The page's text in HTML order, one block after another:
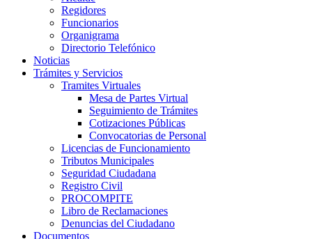
Regidores
Funcionarios
Organigrama
Directorio Telefónico
Noticias
Trámites y Servicios
Tramites Virtuales
Mesa de Partes Virtual
Seguimiento de Trámites
Cotizaciones Públicas
Convocatorias de Personal
Licencias de Funcionamiento
Tributos Municipales
Seguridad Ciudadana
Registro Civil
PROCOMPITE
Libro de Reclamaciones
Denuncias del Ciudadano
Documentos